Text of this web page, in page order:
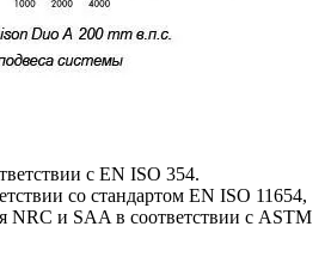
с EN ISO 354.
со стандартом EN ISO 11654,
NRC и SAA в соответствии с ASTM